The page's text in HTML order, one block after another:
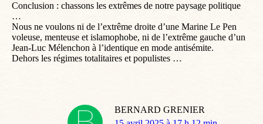
Conclusion : chassons les extrêmes de notre paysage politique
…
Nous ne voulons ni de l’extrême droite d’une Marine Le Pen
voleuse, menteuse et islamophobe, ni de l’extrême gauche d’un
Jean-Luc Mélenchon à l’identique en mode antisémite.
Dehors les régimes totalitaires et populistes …
BERNARD GRENIER